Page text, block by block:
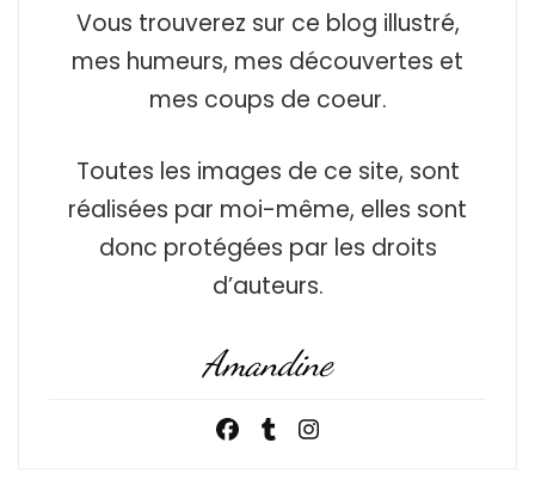
Vous trouverez sur ce blog illustré,
mes humeurs, mes découvertes et
mes coups de coeur.
Toutes les images de ce site, sont
réalisées par moi-même, elles sont
donc protégées par les droits
d’auteurs.
Amandine